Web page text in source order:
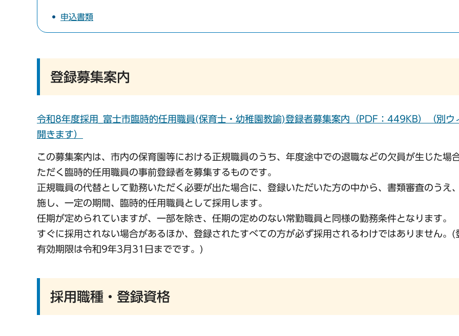
申込書類
登録募集案内
令和8年度採用_富士市臨時的任用職員(保育士・幼稚園教諭)登録者募集案内（PDF：449KB）（別ウ
開きます）
この募集案内は、市内の保育園等における正規職員のうち、年度途中での退職などの欠員が生じた場
ただく臨時的任用職員の事前登録者を募集するものです。
正規職員の代替として勤務いただく必要が出た場合に、登録いただいた方の中から、書類審査のうえ
施し、一定の期間、臨時的任用職員として採用します。
任期が定められていますが、一部を除き、任期の定めのない常勤職員と同様の勤務条件となります。
すぐに採用されない場合があるほか、登録されたすべての方が必ず採用されるわけではありません。(
有効期限は令和9年3月31日までです。)
採用職種・登録資格